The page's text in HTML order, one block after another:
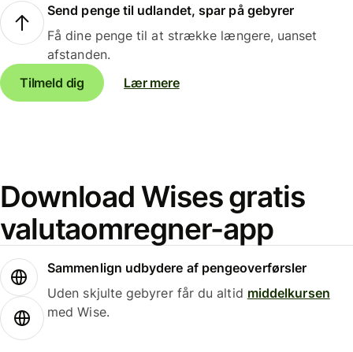
Send penge til udlandet, spar på gebyrer
Få dine penge til at strække længere, uanset
afstanden.
Tilmeld dig
Lær mere
Download Wises gratis
valutaomregner-app
Sammenlign udbydere af pengeoverførsler
Uden skjulte gebyrer får du altid middelkursen
med Wise.